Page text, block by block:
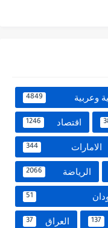
وعربية 4849
اقتصاد 1246
الامارات 344
الرياضة 2066
51
137 العراق 37